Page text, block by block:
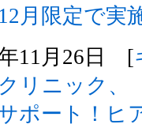
月限定で実
11月26日 [
リニック、
ポート！ヒ